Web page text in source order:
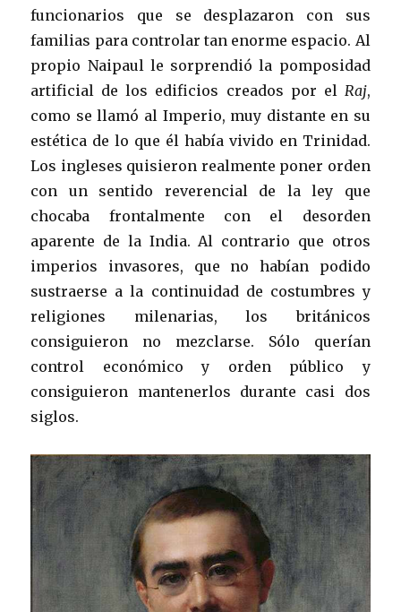
funcionarios que se desplazaron con sus
familias para controlar tan enorme espacio. Al
propio Naipaul le sorprendió la pomposidad
artificial de los edificios creados por el Raj,
como se llamó al Imperio, muy distante en su
estética de lo que él había vivido en Trinidad.
Los ingleses quisieron realmente poner orden
con un sentido reverencial de la ley que
chocaba frontalmente con el desorden
aparente de la India. Al contrario que otros
imperios invasores, que no habían podido
sustraerse a la continuidad de costumbres y
religiones milenarias, los británicos
consiguieron no mezclarse. Sólo querían
control económico y orden público y
consiguieron mantenerlos durante casi dos
siglos.